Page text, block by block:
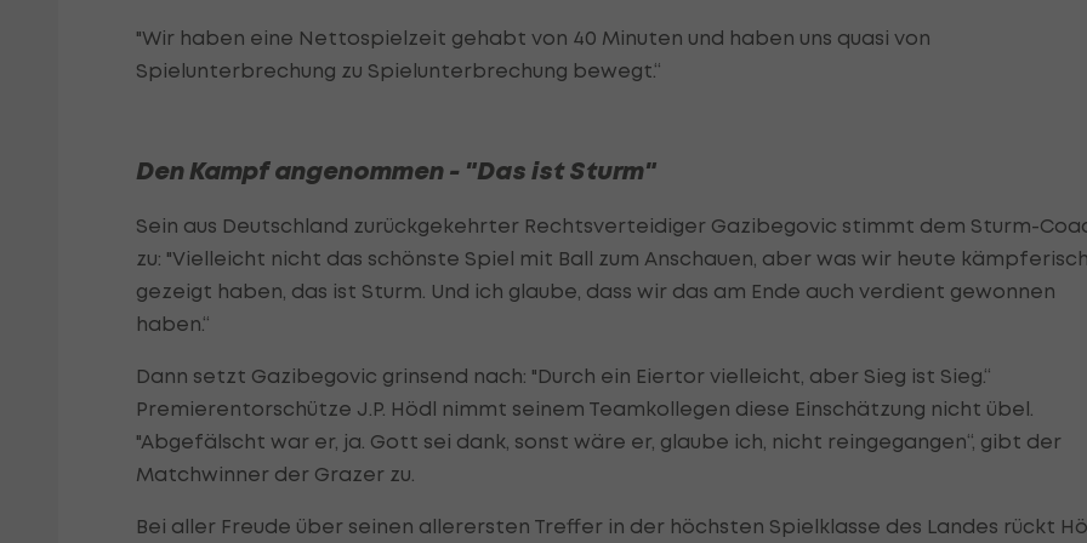
"Wir haben eine Nettospielzeit gehabt von 40 Minuten und haben uns quasi von
Spielunterbrechung zu Spielunterbrechung bewegt.“
Den Kampf angenommen - "Das ist Sturm"
Sein aus Deutschland zurückgekehrter Rechtsverteidiger Gazibegovic stimmt dem Sturm-
zu: "Vielleicht nicht das schönste Spiel mit Ball zum Anschauen, aber was wir heute kämpferisch
gezeigt haben, das ist Sturm. Und ich glaube, dass wir das am Ende auch verdient gewonnen
haben.“
Dann setzt Gazibegovic grinsend nach: "Durch ein Eiertor vielleicht, aber Sieg ist Sieg.“
Premierentorschütze J.P. Hödl nimmt seinem Teamkollegen diese Einschätzung nicht übel.
"Abgefälscht war er, ja. Gott sei dank, sonst wäre er, glaube ich, nicht reingegangen“, gibt der
Matchwinner der Grazer zu.
Bei aller Freude über seinen allerersten Treffer in der höchsten Spielklasse des Landes rückt